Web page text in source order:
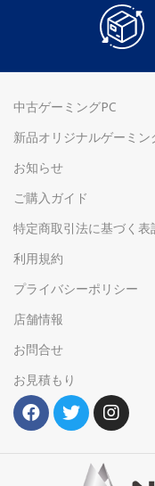
中古ゲーミングPC
新品オリジナルゲーミン
お知らせ
ご購入ガイド
特定商取引法に基づく表
利用規約
プライバシーポリシー
店舗情報
お問合せ
お見積もり